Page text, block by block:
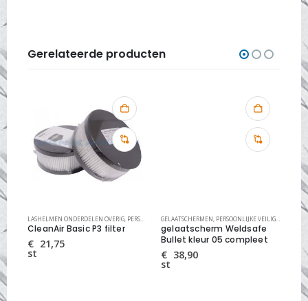
Gerelateerde producten
LASHELMEN ONDERDELEN OVERIG PERSOONLIJKE VEILIGHEID
CleanAir Basic P3 filter
€ 21,75
st
GELAATSCHERMEN PERSOONLIJKE VEILIGHEID
gelaatscherm Weldsafe
Bullet kleur 05 compleet
€ 38,90
st